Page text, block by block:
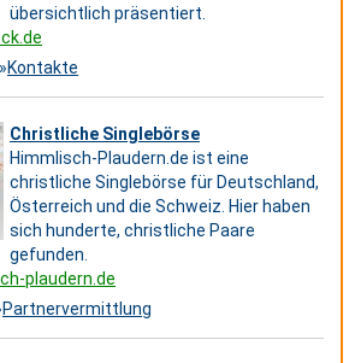
übersichtlich präsentiert.
»Kontakte
Christliche Singlebörse
Himmlisch-Plaudern.de ist eine
christliche Singlebörse für Deutschland,
Österreich und die Schweiz. Hier haben
sich hunderte, christliche Paare
gefunden.
plaudern.de
Partnervermittlung